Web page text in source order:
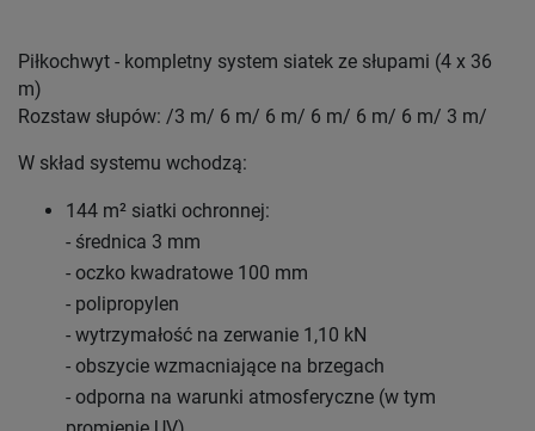
Piłkochwyt - kompletny system siatek ze słupami (4 x 36
m)
Rozstaw słupów: /3 m/ 6 m/ 6 m/ 6 m/ 6 m/ 6 m/ 3 m/
W skład systemu wchodzą:
144 m² siatki ochronnej:
- średnica 3 mm
- oczko kwadratowe 100 mm
- polipropylen
- wytrzymałość na zerwanie 1,10 kN
- obszycie wzmacniające na brzegach
- odporna na warunki atmosferyczne (w tym